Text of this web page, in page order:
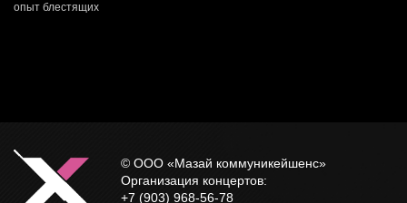
опыт блестящих
© ООО «Мазай коммуникейшенс»
Организация концертов:
+7 (903) 968-56-78